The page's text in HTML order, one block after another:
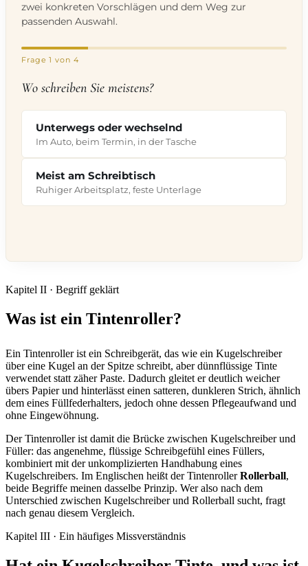
zwei konkreten Vorschlägen und dem Weg zur
passenden Auswahl.
Frage1 von 4
Wo schreiben Sie meistens?
Unterwegs oder wechselnd
Im Auto, beim Termin, in der Tasche
Meist am Schreibtisch
Ruhiger Arbeitsplatz, feste Unterlage
Kapitel II · Begriff geklärt
Was ist ein Tintenroller?
Ein Tintenroller ist ein Schreibgerät, das wie ein Kugelschreiber
über eine Kugel an der Spitze schreibt, aber dünnflüssige Tinte
verwendet statt zäher Paste. Dadurch gleitet er deutlich weicher
übers Papier und hinterlässt einen satteren, dunkleren Strich, ähnlich
dem eines Füllfederhalters, jedoch ohne dessen Pflegeaufwand und
ohne Eingewöhnung.
Der Tintenroller ist damit die Brücke zwischen Kugelschreiber und
Füller: das angenehme, flüssige Schreibgefühl eines Füllers,
kombiniert mit der unkomplizierten Handhabung eines
Kugelschreibers. Im Englischen heißt der TintenrollerRollerball,
beide Begriffe meinen dasselbe Prinzip. Wer also nach dem
Unterschied zwischen Kugelschreiber und Rollerball sucht, fragt
nach genau diesem Vergleich.
Kapitel III · Ein häufiges Missverständnis